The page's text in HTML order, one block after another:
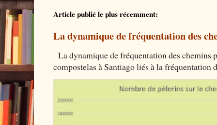
Article publié le plus récemment:
La dynamique de fréquentation des
La dynamique de fréquentation des chemins
compostelas à Santiago liés à la fréquentation